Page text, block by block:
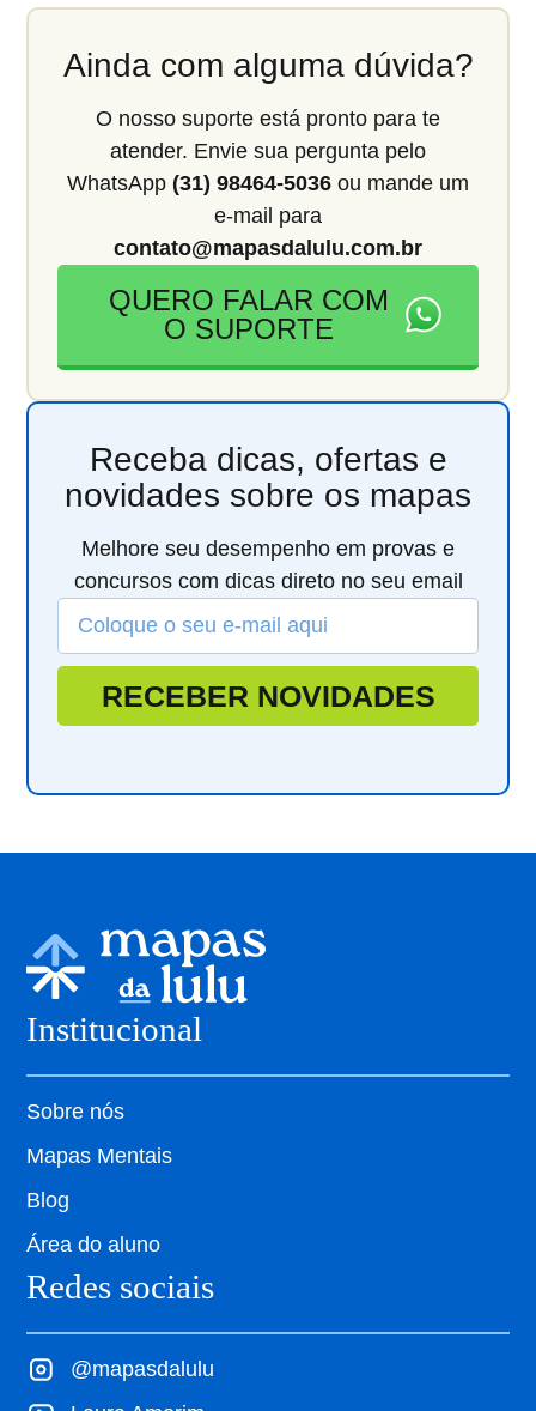
Ainda com alguma dúvida?
O nosso suporte está pronto para te
atender. Envie sua pergunta pelo
WhatsApp (31) 98464-5036 ou mande um
e-mail para
contato@mapasdalulu.com.br
QUERO FALAR COM
O SUPORTE
Receba dicas, ofertas e
novidades sobre os mapas
Melhore seu desempenho em provas e
concursos com dicas direto no seu email
RECEBER NOVIDADES
Institucional
Sobre nós
Mapas Mentais
Blog
Área do aluno
Redes sociais
@mapasdalulu